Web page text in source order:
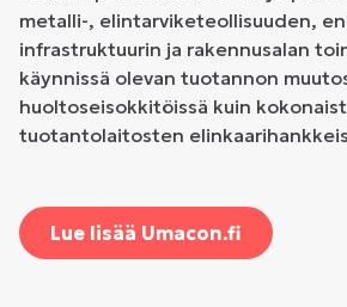
metalli-, elintarviketeollisuuden,
infrastruktuurin ja rakennusalan
käynnissä olevan tuotannon
huoltoseisokkitöissä kuin
tuotantolaitosten
Lue lisää Umacon.fi